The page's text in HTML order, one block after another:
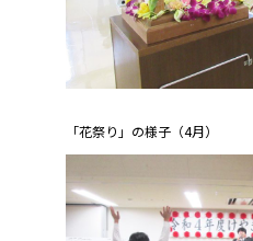
「花祭り」の様子（4月）